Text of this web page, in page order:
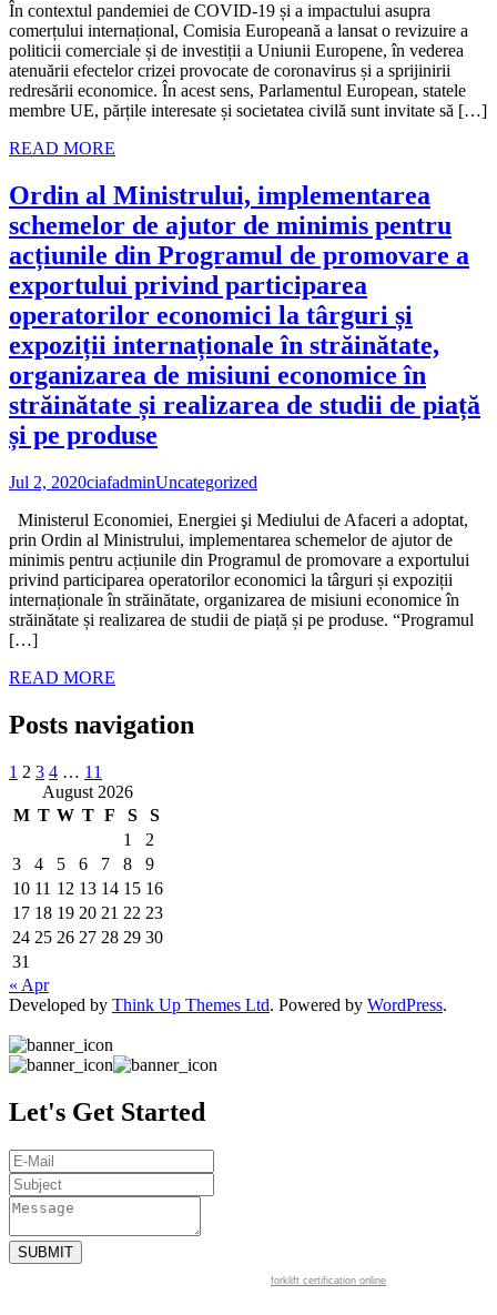
În contextul pandemiei de COVID-19 și a impactului asupra
comerțului internațional, Comisia Europeană a lansat o revizuire a
politicii comerciale și de investiții a Uniunii Europene, în vederea
atenuării efectelor crizei provocate de coronavirus și a sprijinirii
redresării economice. În acest sens, Parlamentul European, statele
membre UE, părțile interesate și societatea civilă sunt invitate să […]
READ MORE
Ordin al Ministrului, implementarea
schemelor de ajutor de minimis pentru
acțiunile din Programul de promovare a
exportului privind participarea
operatorilor economici la târguri și
expoziții internaționale în străinătate,
organizarea de misiuni economice în
străinătate și realizarea de studii de piață
și pe produse
Jul 2, 2020ciafadminUncategorized
Ministerul Economiei, Energiei şi Mediului de Afaceri a adoptat,
prin Ordin al Ministrului, implementarea schemelor de ajutor de
minimis pentru acțiunile din Programul de promovare a exportului
privind participarea operatorilor economici la târguri și expoziții
internaționale în străinătate, organizarea de misiuni economice în
străinătate și realizarea de studii de piață și pe produse. “Programul
[…]
READ MORE
Posts navigation
1 2 3 4 … 11
August 2026
M T W T F S
S
1
2
3
4 5 6 7 8
9
10 11 12 13 14 15 16
17 18 19 20 21 22 23
24 25 26 27 28 29 30
31
« Apr
Developed by Think Up Themes Ltd. Powered by WordPress.
Let's Get Started
forklift certification online